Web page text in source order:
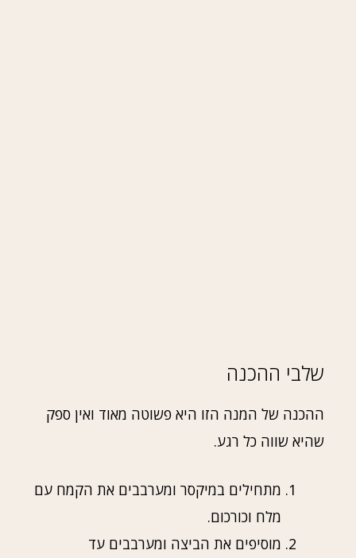
שלבי ההכנה
ההכנה של המנה הזו היא פשוטה מאוד ואין ספק
שהיא שווה כל רגע.
מתחילים במיקסר ומערבבים את הקמח עם
מלח וכורכום.
מוסיפים את הביצה ומערבבים עד